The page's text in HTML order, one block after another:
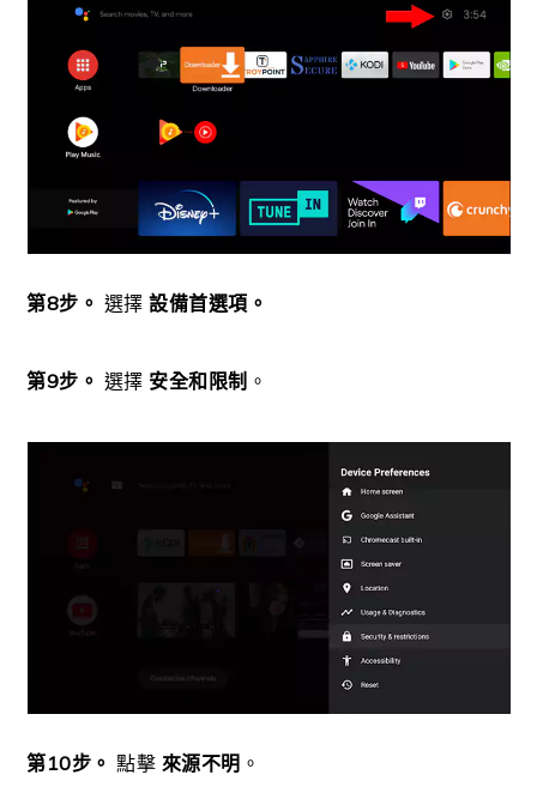
第8步。 選擇設備首選項。
第9步。 選擇 安全和限制 。
第10步。 點擊 來源不明 。